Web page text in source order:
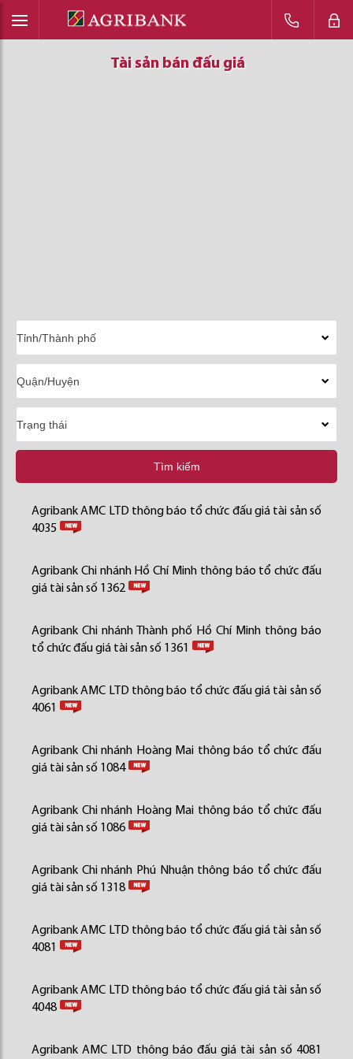
Tài sản bán đấu giá
Tài sản bán đấu giá
Tài sản bán đấu giá
Tìm kiếm
Agribank AMC LTD thông báo tổ chức đấu giá tài sản số
4035
Agribank Chi nhánh Hồ Chí Minh thông báo tổ chức đấu
giá tài sản số 1362
Agribank Chi nhánh Thành phố Hồ Chí Minh thông báo
tổ chức đấu giá tài sản số 1361
Agribank AMC LTD thông báo tổ chức đấu giá tài sản số
4061
Agribank Chi nhánh Hoàng Mai thông báo tổ chức đấu
giá tài sản số 1084
Agribank Chi nhánh Hoàng Mai thông báo tổ chức đấu
giá tài sản số 1086
Agribank Chi nhánh Phú Nhuận thông báo tổ chức đấu
giá tài sản số 1318
Agribank AMC LTD thông báo tổ chức đấu giá tài sản số
4081
Agribank AMC LTD thông báo tổ chức đấu giá tài sản số
4048
Agribank AMC LTD thông báo đấu giá tài sản số 4081